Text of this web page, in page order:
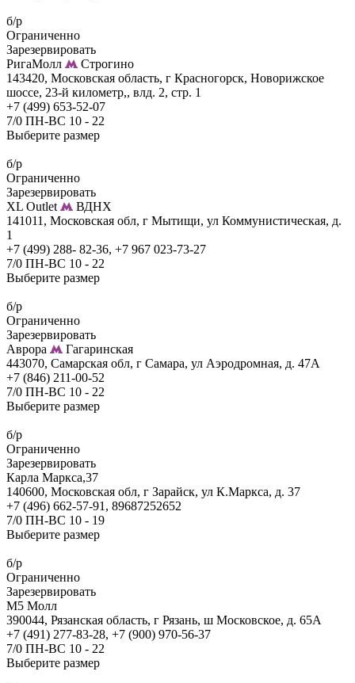
б/р
Ограниченно
Зарезервировать
РигаМолл
Строгино
143420, Московская область, г Красногорск, Новорижское
шоссе, 23-й километр,, влд. 2, стр. 1
+7 (499) 653-52-07
7/0 ПН-ВС 10 - 22
Выберите размер
б/р
Ограниченно
Зарезервировать
XL Outlet
ВДНХ
141011, Московская обл, г Мытищи, ул Коммунистическая, д.
1
+7 (499) 288- 82-36, +7 967 023-73-27
7/0 ПН-ВС 10 - 22
Выберите размер
б/р
Ограниченно
Зарезервировать
Аврора
Гагаринская
443070, Самарская обл, г Самара, ул Аэродромная, д. 47А
+7 (846) 211-00-52
7/0 ПН-ВС 10 - 22
Выберите размер
б/р
Ограниченно
Зарезервировать
Карла Маркса,37
140600, Московская обл, г Зарайск, ул К.Маркса, д. 37
+7 (496) 662-57-91, 89687252652
7/0 ПН-ВС 10 - 19
Выберите размер
б/р
Ограниченно
Зарезервировать
М5 Молл
390044, Рязанская область, г Рязань, ш Московское, д. 65А
+7 (491) 277-83-28, +7 (900) 970-56-37
7/0 ПН-ВС 10 - 22
Выберите размер